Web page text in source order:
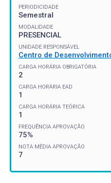
PERIODICIDADE
Semestral
MODALIDADE
PRESENCIAL
UNIDADE RESPONSÁVEL
Centro de
CARGA HORÁRIA OBRIGATÓRIA
2
CARGA HORÁRIA EAD
1
CARGA HORÁRIA TEÓRICA
1
FREQUÊNCIA APROVAÇÃO
75%
NOTA MÉDIA APROVAÇÃO
7